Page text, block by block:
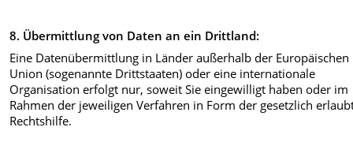
8. Übermittlung von Daten an ein Drittland:
Eine Datenübermittlung in Länder außerhalb der Europäischen
Union (sogenannte Drittstaaten) oder eine internationale
Organisation erfolgt nur, soweit Sie eingewilligt haben oder im
Rahmen der jeweiligen Verfahren in Form der gesetzlich
Rechtshilfe.